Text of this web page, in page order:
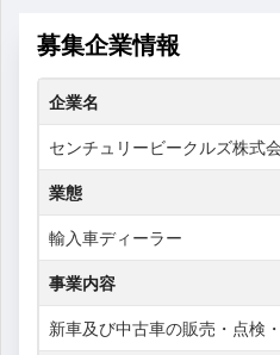
募集企業情報
企業名
センチュリービークルズ株式
業態
輸入車ディーラー
事業内容
新車及び中古車の販売・点検